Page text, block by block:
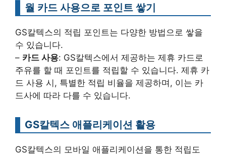
월 카드 사용으로 포인트 쌓기
GS칼텍스의 적립 포인트는 다양한 방법으로 쌓을
수 있습니다.
– 카드 사용: GS칼텍스에서 제공하는 제휴 카드로
주유를 할 때 포인트를 적립할 수 있습니다. 제휴 카
드 사용 시, 특별한 적립 비율을 제공하며, 이는 카
드사에 따라 다를 수 있습니다.
GS칼텍스 애플리케이션 활용
GS칼텍스의 모바일 애플리케이션을 통한 적립도